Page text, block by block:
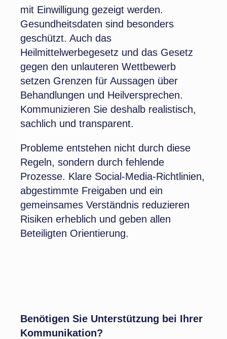
mit Einwilligung gezeigt werden.
Gesundheitsdaten sind besonders
geschützt. Auch das
Heilmittelwerbegesetz und das Gesetz
gegen den unlauteren Wettbewerb
setzen Grenzen für Aussagen über
Behandlungen und Heilversprechen.
Kommunizieren Sie deshalb realistisch,
sachlich und transparent.
Probleme entstehen nicht durch diese
Regeln, sondern durch fehlende
Prozesse. Klare Social-Media-Richtlinien,
abgestimmte Freigaben und ein
gemeinsames Verständnis reduzieren
Risiken erheblich und geben allen
Beteiligten Orientierung.
Benötigen Sie Unterstützung bei Ihrer
Kommunikation?